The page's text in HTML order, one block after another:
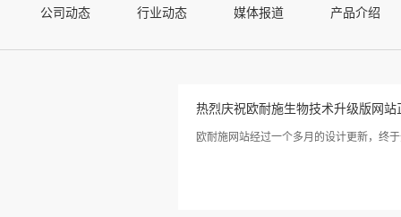
公司动态 行业动态 媒体报道 产品介绍
热烈庆祝欧耐施生物技术升级版网站
欧耐施网站经过一个多月的设计更新，终